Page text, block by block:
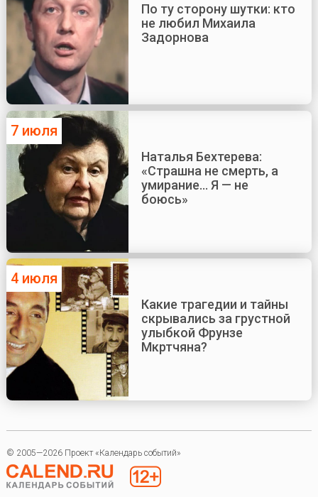
По ту сторону шутки: кто
не любил Михаила
Задорнова
7 июля
Наталья Бехтерева:
«Страшна не смерть, а
умирание... Я — не
боюсь»
4 июля
Какие трагедии и тайны
скрывались за грустной
улыбкой Фрунзе
Мкртчяна?
© 2005—2026 Проект «Календарь событий»